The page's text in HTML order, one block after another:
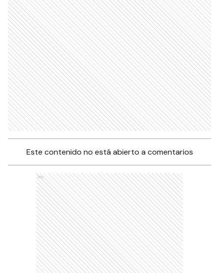
Este contenido no está abierto a comentarios
Ads